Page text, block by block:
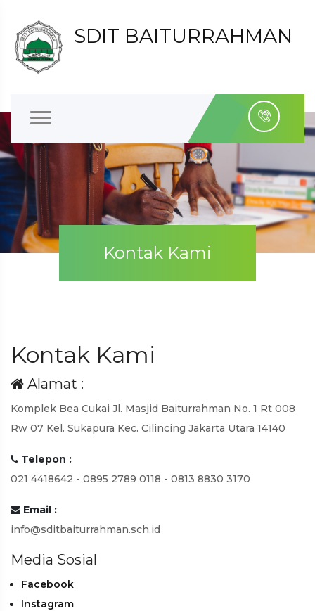
SDIT BAITURRAHMAN
Kontak Kami
Kontak Kami
Alamat :
Komplek Bea Cukai Jl. Masjid Baiturrahman No. 1 Rt 008
Rw 07 Kel. Sukapura Kec. Cilincing Jakarta Utara 14140
Telepon :
021 4418642 - 0895 2789 0118 - 0813 8830 3170
Email :
info@sditbaiturrahman.sch.id
Media Sosial
Facebook
Instagram